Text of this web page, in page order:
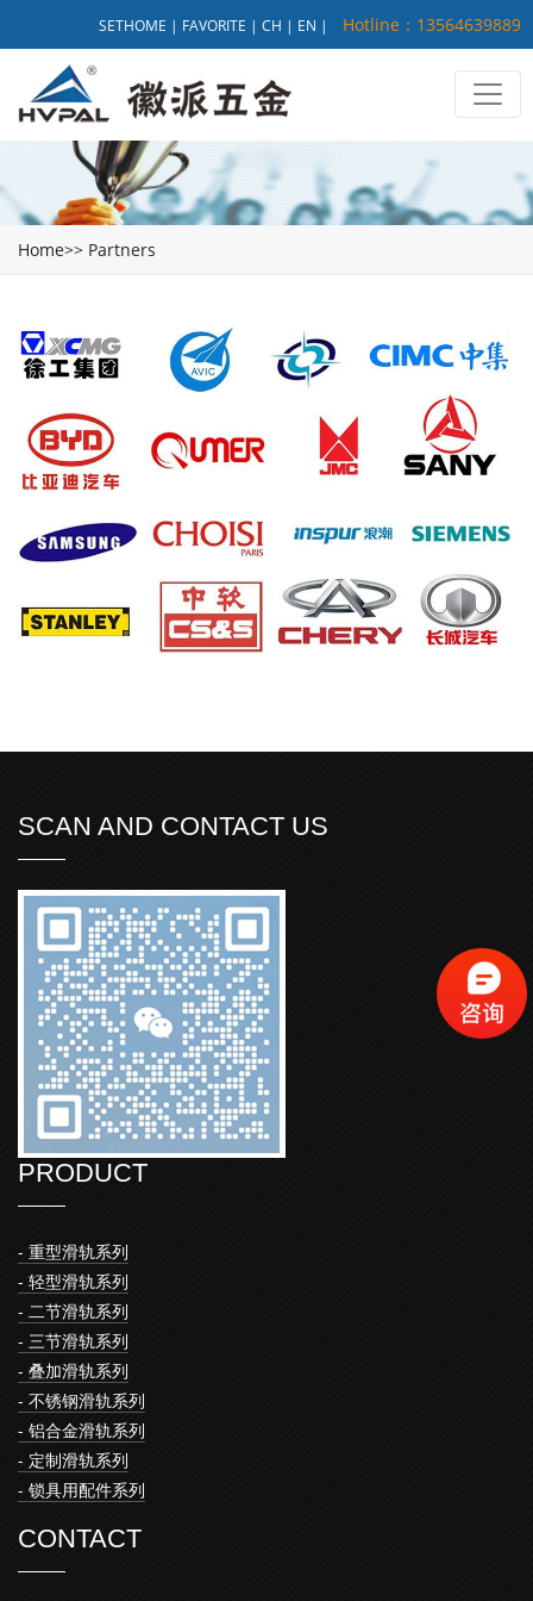
SETHOME | FAVORITE | CH | EN | Hotline：13564639889
Home>> Partners
SCAN AND CONTACT US
PRODUCT
- 重型滑轨系列
- 轻型滑轨系列
- 二节滑轨系列
- 三节滑轨系列
- 叠加滑轨系列
- 不锈钢滑轨系列
- 铝合金滑轨系列
- 定制滑轨系列
- 锁具用配件系列
CONTACT